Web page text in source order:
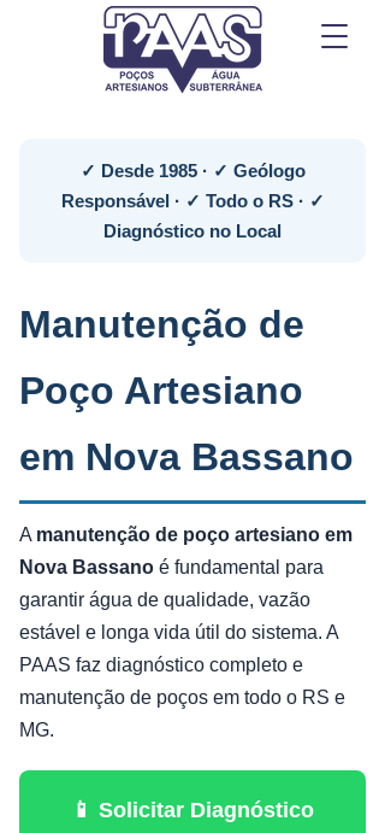
✓ Desde 1985 · ✓ Geólogo
Responsável · ✓ Todo o RS · ✓
Diagnóstico no Local
Manutenção de
Poço Artesiano
em Nova Bassano
A manutenção de poço artesiano em
Nova Bassano é fundamental para
garantir água de qualidade, vazão
estável e longa vida útil do sistema. A
PAAS faz diagnóstico completo e
manutenção de poços em todo o RS e
MG.
📱 Solicitar Diagnóstico